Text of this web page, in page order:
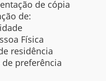
de cópia
de:
Física
residência
de preferência